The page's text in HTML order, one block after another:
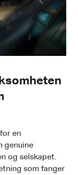
en
genuine
og selskapet.
som fanger